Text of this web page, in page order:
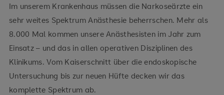
Im unserem Krankenhaus müssen die Narkoseärzte ein
sehr weites Spektrum Anästhesie beherrschen. Mehr als
8.000 Mal kommen unsere Anästhesisten im Jahr zum
Einsatz – und das in allen operativen Disziplinen des
Klinikums. Vom Kaiserschnitt über die endoskopische
Untersuchung bis zur neuen Hüfte decken wir das
komplette Spektrum ab.